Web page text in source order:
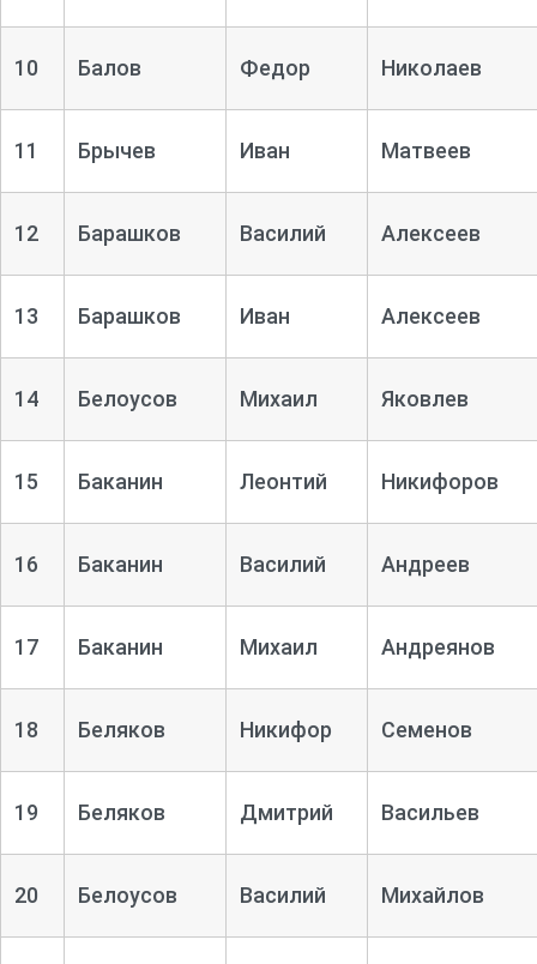
10 Балов Федор Николаев
11 Брычев Иван Матвеев
12 Барашков Василий Алексеев
13 Барашков Иван Алексеев
14 Белоусов Михаил Яковлев
15 Баканин Леонтий Никифоров
16 Баканин Василий Андреев
17 Баканин Михаил Андреянов
18 Беляков Никифор Семенов
19 Беляков Дмитрий Васильев
20 Белоусов Василий Михайлов